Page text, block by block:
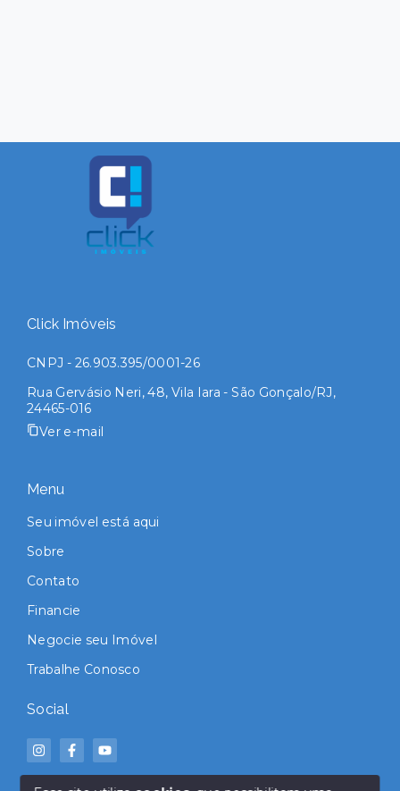
Click Imóveis
CNPJ - 26.903.395/0001-26
Rua Gervásio Neri, 48, Vila Iara - São Gonçalo/RJ,
24465-016
Ver e-mail
Menu
Seu imóvel está aqui
Sobre
Contato
Financie
Negocie seu Imóvel
Trabalhe Conosco
Social